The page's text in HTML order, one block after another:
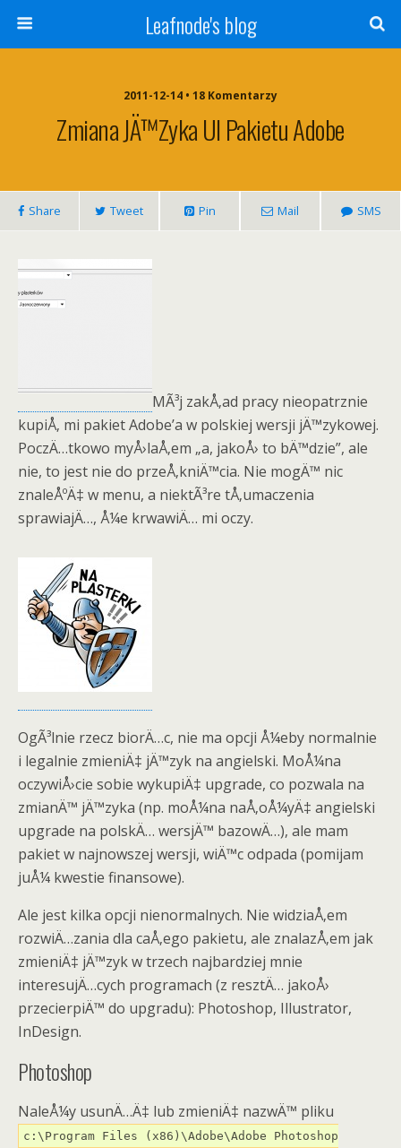
Leafnode's blog
2011-12-14 • 18 Komentarzy
Zmiana JÄ™zyka UI Pakietu Adobe
Share Tweet Pin Mail SMS
MÃ³j zakÅ‚ad pracy nieopatrznie
kupiÅ‚ mi pakiet Adobe’a w polskiej wersji jÄ™zykowej.
PoczÄ…tkowo myÅ›laÅ‚em „a, jakoÅ› to bÄ™dzie”, ale
nie, to jest nie do przeÅ‚kniÄ™cia. Nie mogÄ™ nic
znaleÅºÄ‡ w menu, a niektÃ³re tÅ‚umaczenia
sprawiajÄ…, Å¼e krwawiÄ… mi oczy.
OgÃ³lnie rzecz biorÄ…c, nie ma opcji Å¼eby normalnie
i legalnie zmieniÄ‡ jÄ™zyk na angielski. MoÅ¼na
oczywiÅ›cie sobie wykupiÄ‡ upgrade, co pozwala na
zmianÄ™ jÄ™zyka (np. moÅ¼na naÅ‚oÅ¼yÄ‡ angielski
upgrade na polskÄ… wersjÄ™ bazowÄ…), ale mam
pakiet w najnowszej wersji, wiÄ™c odpada (pomijam
juÅ¼ kwestie finansowe).
Ale jest kilka opcji nienormalnych. Nie widziaÅ‚em
rozwiÄ…zania dla caÅ‚ego pakietu, ale znalazÅ‚em jak
zmieniÄ‡ jÄ™zyk w trzech najbardziej mnie
interesujÄ…cych programach (z resztÄ… jakoÅ›
przecierpiÄ™ do upgradu): Photoshop, Illustrator,
InDesign.
Photoshop
NaleÅ¼y usunÄ…Ä‡ lub zmieniÄ‡ nazwÄ™ pliku
c:\Program Files (x86)\Adobe\Adobe Photoshop